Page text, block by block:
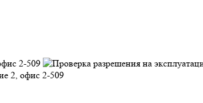
2-509
2, офис 2-509